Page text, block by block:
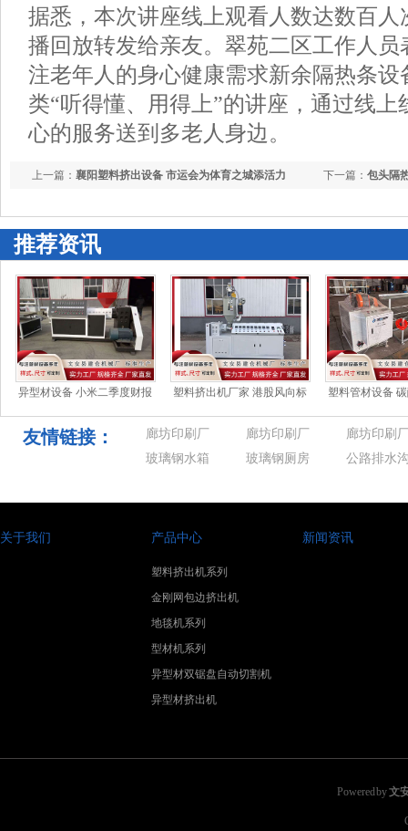
据悉，本次讲座线上观看人数达数百
播回放转发给亲友。翠苑二区工作人
注老年人的身心健康需求新余隔热条
类“听得懂、用得上”的讲座，通过线
心的服务送到多老人身边。
下一篇： 包头隔
上一篇： 襄阳塑料挤出设备 市运会为体育之城添活力
推荐资讯
异型材设备 小米二季度财报
点 电车能
塑料挤出机厂家 港股风向标
塑料管材设备
跌超
友情链接： 廊坊印刷厂 廊坊印刷厂
廊坊印刷
玻璃钢水箱
玻璃钢厕房 公路排水
关于我们 产品中心
塑料挤出机系列
金刚网包边挤出机
地毯机系列
型材机系列
异型材双锯盘自动切割机
异型材挤出机
新闻资讯
Powered by文